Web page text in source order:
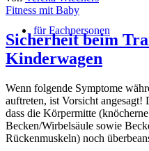
für Fachpersonen
Fitness mit Baby
Sicherheit beim
Kinderwagen
Wenn folgende Symptome
auftreten, ist Vorsicht
dass die Körpermitte
Becken/Wirbelsäule sowie
Rückenmuskeln) noch